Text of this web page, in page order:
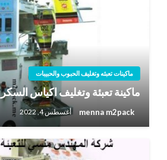
ماكينات تعبئه وتغليف الحبوب والحبيبات
ماكينة تعبئة وتغليف اكياس السكر
menna m2pack أغسطس 4, 2022